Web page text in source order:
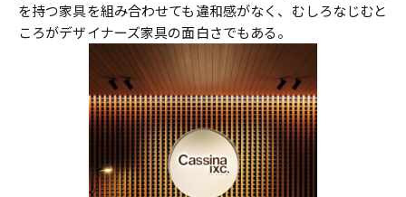
を持つ家具を組み合わせても違和感がなく、むしろなじむと
ころがデザイナーズ家具の面白さでもある。